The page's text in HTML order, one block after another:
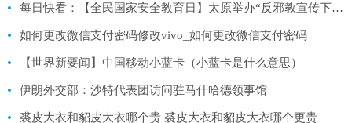
每日快看：【全民国家安全教育日】太原举办“反邪教宣传下基层入乡村”主题活动
如何更改微信支付密码修改vivo_如何更改微信支付密码
【世界新要闻】中国移动小蓝卡（小蓝卡是什么意思）
伊朗外交部：沙特代表团访问驻马什哈德领事馆
裘皮大衣和貂皮大衣哪个贵 裘皮大衣和貂皮大衣哪个更贵